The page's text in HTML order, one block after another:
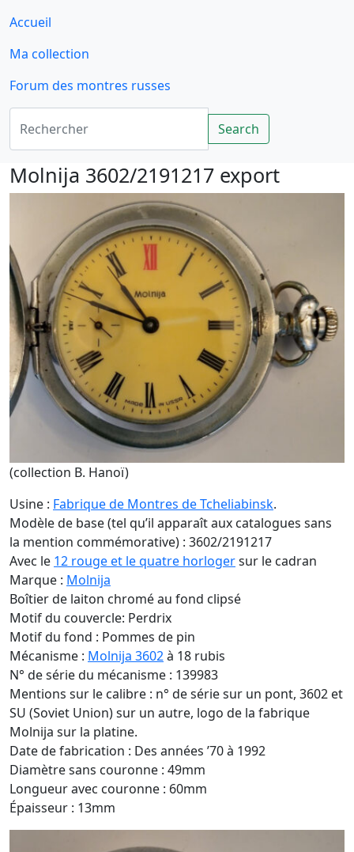
Accueil
Ma collection
Forum des montres russes
Rechercher
Search
Molnija 3602/2191217 export
(collection B. Hanoï)
Usine : Fabrique de Montres de Tcheliabinsk.
Modèle de base (tel qu’il apparaît aux catalogues sans
la mention commémorative) : 3602/2191217
Avec le 12 rouge et le quatre horlogersur le cadran
Marque : Molnija
Boîtier de laiton chromé au fond clipsé
Motif du couvercle: Perdrix
Motif du fond : Pommes de pin
Mécanisme : Molnija 3602à 18 rubis
N° de série du mécanisme : 139983
Mentions sur le calibre : n° de série sur un pont, 3602 et
SU (Soviet Union) sur un autre, logo de la fabrique
Molnija sur la platine.
Date de fabrication : Des années ’70 à 1992
Diamètre sans couronne : 49mm
Longueur avec couronne : 60mm
Épaisseur : 13mm